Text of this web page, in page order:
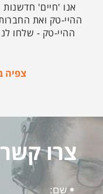
אנו 'חיים' חדשנות
ההיי-טק ואת
ההיי-טק - שלחו
צפיה
צרו קשר